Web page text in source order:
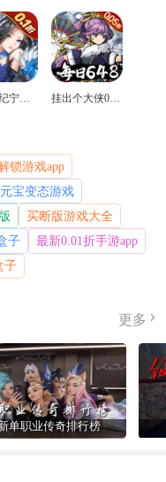
莽荒纪纪宁传奇0.1折送无限连抽版 挂出个大侠0.05折免单福利版
锁游戏app
宝变态游戏
买断版游戏大全
子
最新0.01折手游app
子
更多
单职业传奇排行榜